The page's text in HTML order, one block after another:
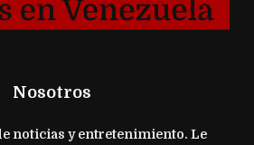
Nosotros
noticias y entretenimiento. Le